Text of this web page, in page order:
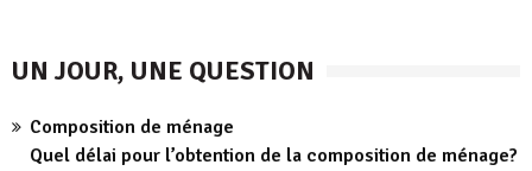
UN JOUR, UNE QUESTION
Composition de ménage
Quel délai pour l’obtention de la composition de ménage?